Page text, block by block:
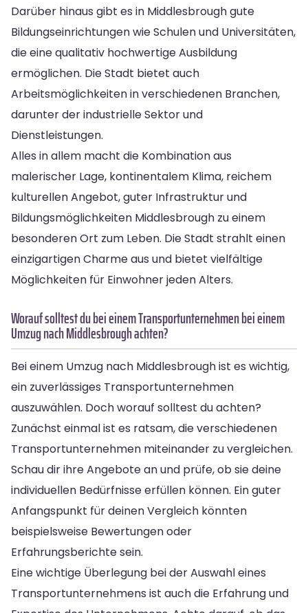
Darüber hinaus gibt es in Middlesbrough gute
Bildungseinrichtungen wie Schulen und Universitäten,
die eine qualitativ hochwertige Ausbildung
ermöglichen. Die Stadt bietet auch
Arbeitsmöglichkeiten in verschiedenen Branchen,
darunter der industrielle Sektor und
Dienstleistungen.
Alles in allem macht die Kombination aus
malerischer Lage, kontinentalem Klima, reichem
kulturellen Angebot, guter Infrastruktur und
Bildungsmöglichkeiten Middlesbrough zu einem
besonderen Ort zum Leben. Die Stadt strahlt einen
einzigartigen Charme aus und bietet vielfältige
Möglichkeiten für Einwohner jeden Alters.
Worauf solltest du bei einem Transportunternehmen bei einem
Umzug nach Middlesbrough achten?
Bei einem Umzug nach Middlesbrough ist es wichtig,
ein zuverlässiges Transportunternehmen
auszuwählen. Doch worauf solltest du achten?
Zunächst einmal ist es ratsam, die verschiedenen
Transportunternehmen miteinander zu vergleichen.
Schau dir ihre Angebote an und prüfe, ob sie deine
individuellen Bedürfnisse erfüllen können. Ein guter
Anfangspunkt für deinen Vergleich könnten
beispielsweise Bewertungen oder
Erfahrungsberichte sein.
Eine wichtige Überlegung bei der Auswahl eines
Transportunternehmens ist auch die Erfahrung und